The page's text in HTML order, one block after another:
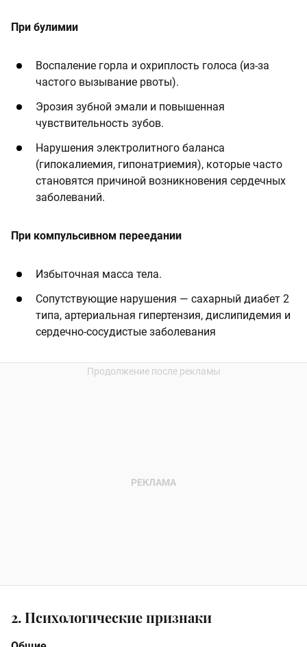
При булимии
Воспаление горла и охриплость голоса (из-за
частого вызывание рвоты).
Эрозия зубной эмали и повышенная
чувствительность зубов.
Нарушения электролитного баланса
(гипокалиемия, гипонатриемия), которые часто
становятся причиной возникновения сердечных
заболеваний.
При компульсивном переедании
Избыточная масса тела.
Сопутствующие нарушения — сахарный диабет 2
типа, артериальная гипертензия, дислипидемия и
сердечно-сосудистые заболевания
2. Психологические признаки